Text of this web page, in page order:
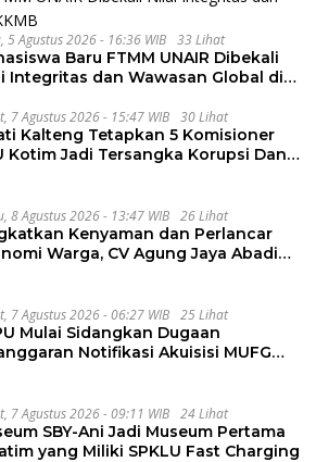
5 Agustus 2026 - 16:36 WIB 33 Lihat
Baru FTMM UNAIR Dibekali
Integritas dan Wawasan Global di
7 Agustus 2026 - 15:47 WIB 30 Lihat
Kalteng Tetapkan 5 Komisioner
Kotim Jadi Tersangka Korupsi Dana
8 Agustus 2026 - 13:47 WIB 26 Lihat
Kenyaman dan Perlancar
Warga, CV Agung Jaya Abadi
7 Agustus 2026 - 06:27 WIB 25 Lihat
Mulai Sidangkan Dugaan
Notifikasi Akuisisi MUFG
7 Agustus 2026 - 09:11 WIB 24 Lihat
SBY-Ani Jadi Museum Pertama
yang Miliki SPKLU Fast Charging